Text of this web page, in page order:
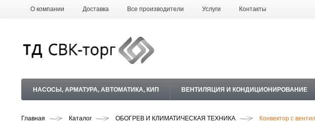
О компании Доставка Все производители Услуги Контакты
НАСОСЫ, АРМАТУРА, АВТОМАТИКА, КИП ВЕНТИЛЯЦИЯ И КОНДИЦИОНИРОВАНИЕ
Главная Каталог ОБОГРЕВ И КЛИМАТИЧЕСКАЯ ТЕХНИКА Конвектор с